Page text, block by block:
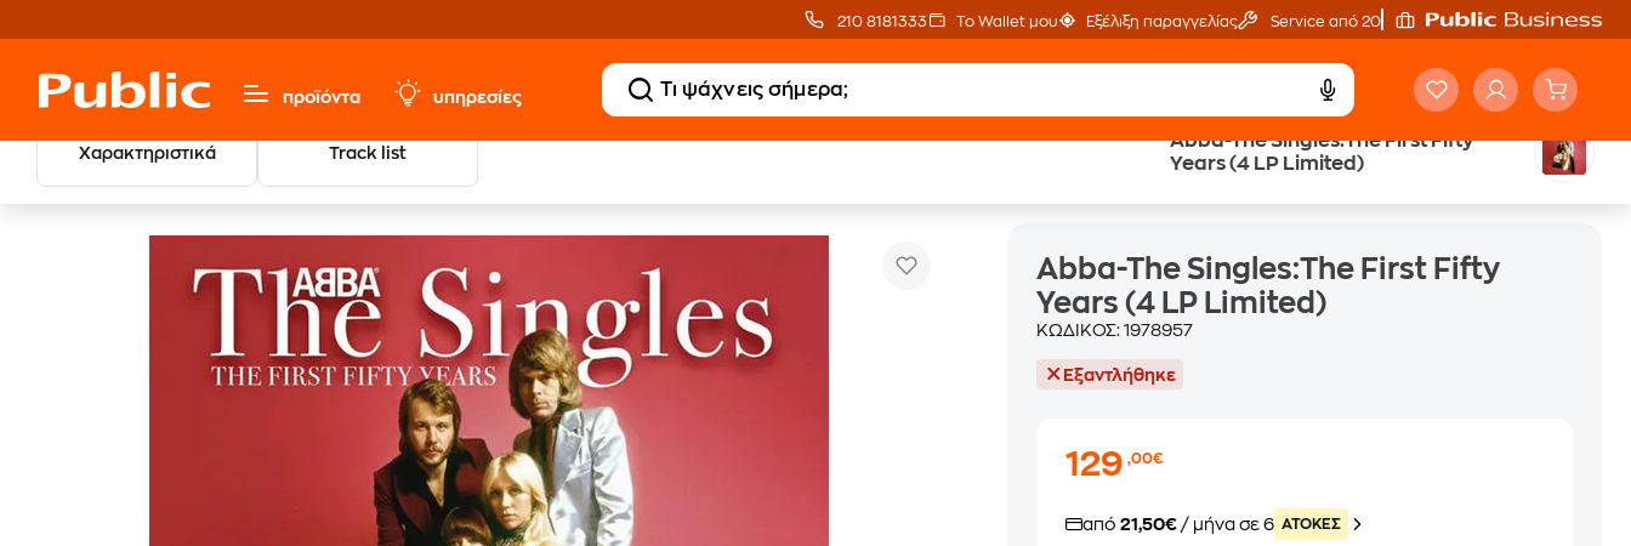
210 8181333 Το Wallet μου Εξέλιξη παραγγελίας Service από 20'
προϊόντα υπηρεσίες
Χαρακτηριστικά Track list
Abba-The Singles:The First Fifty
Years (4 LP Limited)
Abba-The Singles:The First Fifty
Years (4 LP Limited)
ΚΩΔΙΚΟΣ:1978957
Εξαντλήθηκε
129,00€
από21,50€ / μήνα σε 6 ATOKEΣ